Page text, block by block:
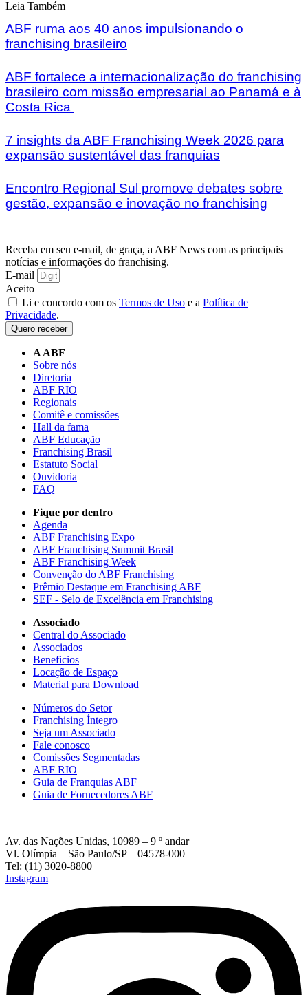
Leia Também
ABF ruma aos 40 anos impulsionando o
franchising brasileiro
ABF fortalece a internacionalização do franchising
brasileiro com missão empresarial ao Panamá e à
Costa Rica
7 insights da ABF Franchising Week 2026 para
expansão sustentável das franquias
Encontro Regional Sul promove debates sobre
gestão, expansão e inovação no franchising
Receba em seu e-mail, de graça, a ABF News com as principais
notícias e informações do franchising.
E-mail
Aceito
Li e concordo com os Termos de Uso e a Política de
Privacidade.
Quero receber
A ABF
Sobre nós
Diretoria
ABF RIO
Regionais
Comitê e comissões
Hall da fama
ABF Educação
Franchising Brasil
Estatuto Social
Ouvidoria
FAQ
Fique por dentro
Agenda
ABF Franchising Expo
ABF Franchising Summit Brasil
ABF Franchising Week
Convenção do ABF Franchising
Prêmio Destaque em Franchising ABF
SEF - Selo de Excelência em Franchising
Associado
Central do Associado
Associados
Beneficios
Locação de Espaço
Material para Download
Números do Setor
Franchising Íntegro
Seja um Associado
Fale conosco
Comissões Segmentadas
ABF RIO
Guia de Franquias ABF
Guia de Fornecedores ABF
Av. das Nações Unidas, 10989 – 9 º andar
Vl. Olímpia – São Paulo/SP – 04578-000
Tel: (11) 3020-8800
Instagram